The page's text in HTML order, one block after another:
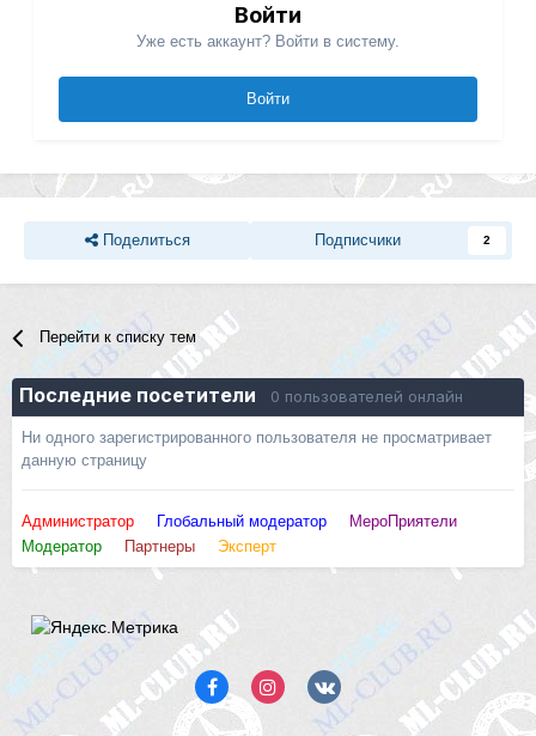
Войти
Уже есть аккаунт? Войти в систему.
Войти
Поделиться Подписчики 2
Перейти к списку тем
Последние посетители 0 пользователей онлайн
Ни одного зарегистрированного пользователя не просматривает
данную страницу
Администратор Глобальный модератор
МероПриятели
Модератор
Партнеры Эксперт